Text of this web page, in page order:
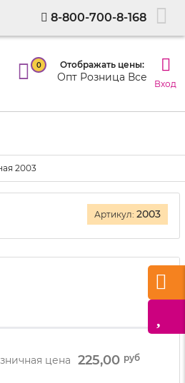
8-800-700-8-168
0 Отображать цены:
Опт Розница Все Вход
2003
Артикул: 2003
цена 225,00 руб